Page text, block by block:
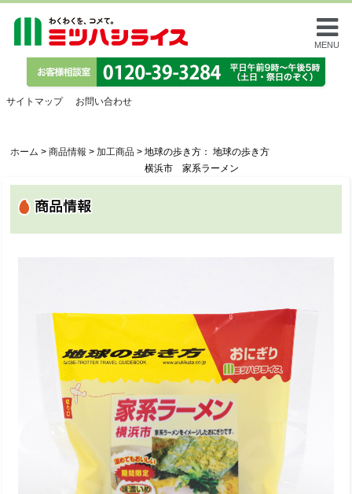
MENU
サイトマップ お問い合わせ
ホーム > 商品情報 > 加工商品 > 地球の歩き方： 地球の歩き方
横浜市 家系ラーメン